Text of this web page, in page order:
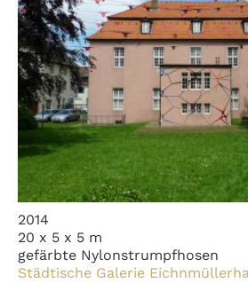
2014
20 x 5 x 5 m
gefärbte Nylonstrumpfhosen
Städtische Galerie